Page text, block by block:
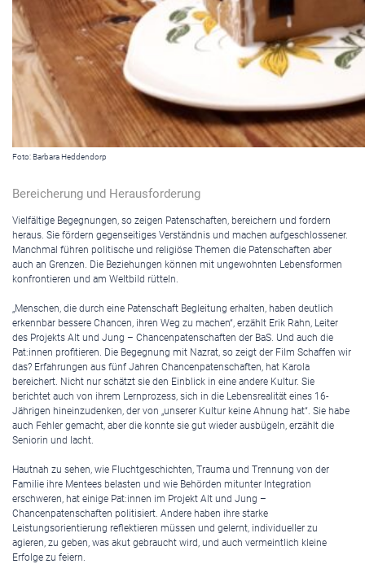
Foto: Barbara Heddendorp
Bereicherung und Herausforderung
Vielfältige Begegnungen, so zeigen Patenschaften, bereichern und fordern
heraus. Sie fördern gegenseitiges Verständnis und machen aufgeschlossener.
Manchmal führen politische und religiöse Themen die Patenschaften aber
auch an Grenzen. Die Beziehungen können mit ungewohnten Lebensformen
konfrontieren und am Weltbild rütteln.
„Menschen, die durch eine Patenschaft Begleitung erhalten, haben deutlich
erkennbar bessere Chancen, ihren Weg zu machen“, erzählt Erik Rahn, Leiter
des Projekts Alt und Jung – Chancenpatenschaften der BaS. Und auch die
Pat:innen profitieren. Die Begegnung mit Nazrat, so zeigt der Film Schaffen wir
das? Erfahrungen aus fünf Jahren Chancenpatenschaften, hat Karola
bereichert. Nicht nur schätzt sie den Einblick in eine andere Kultur. Sie
berichtet auch von ihrem Lernprozess, sich in die Lebensrealität eines 16-
Jährigen hineinzudenken, der von „unserer Kultur keine Ahnung hat“. Sie habe
auch Fehler gemacht, aber die konnte sie gut wieder ausbügeln, erzählt die
Seniorin und lacht.
Hautnah zu sehen, wie Fluchtgeschichten, Trauma und Trennung von der
Familie ihre Mentees belasten und wie Behörden mitunter Integration
erschweren, hat einige Pat:innen im Projekt Alt und Jung –
Chancenpatenschaften politisiert. Andere haben ihre starke
Leistungsorientierung reflektieren müssen und gelernt, individueller zu
agieren, zu geben, was akut gebraucht wird, und auch vermeintlich kleine
Erfolge zu feiern.